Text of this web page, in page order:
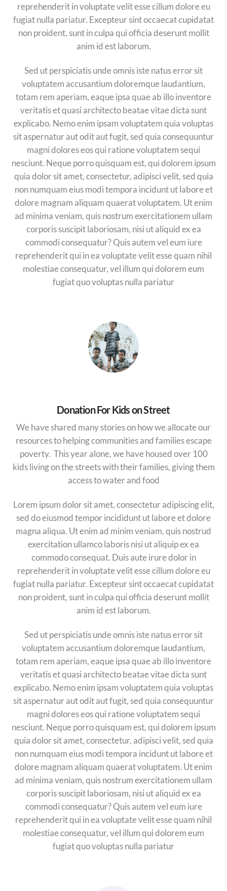
reprehenderit in voluptate velit esse cillum dolore eu
fugiat nulla pariatur. Excepteur sint occaecat cupidatat
non proident, sunt in culpa qui officia deserunt mollit
anim id est laborum.
Sed ut perspiciatis unde omnis iste natus error sit
voluptatem accusantium doloremque laudantium,
totam rem aperiam, eaque ipsa quae ab illo inventore
veritatis et quasi architecto beatae vitae dicta sunt
explicabo. Nemo enim ipsam voluptatem quia voluptas
sit aspernatur aut odit aut fugit, sed quia consequuntur
magni dolores eos qui ratione voluptatem sequi
nesciunt. Neque porro quisquam est, qui dolorem ipsum
quia dolor sit amet, consectetur, adipisci velit, sed quia
non numquam eius modi tempora incidunt ut labore et
dolore magnam aliquam quaerat voluptatem. Ut enim
ad minima veniam, quis nostrum exercitationem ullam
corporis suscipit laboriosam, nisi ut aliquid ex ea
commodi consequatur? Quis autem vel eum iure
reprehenderit qui in ea voluptate velit esse quam nihil
molestiae consequatur, vel illum qui dolorem eum
fugiat quo voluptas nulla pariatur
Donation For Kids on Street
We have shared many stories on how we allocate our
resources to helping communities and families escape
poverty. This year alone, we have housed over 100
kids living on the streets with their families, giving them
access to water and food
Lorem ipsum dolor sit amet, consectetur adipiscing elit,
sed do eiusmod tempor incididunt ut labore et dolore
magna aliqua. Ut enim ad minim veniam, quis nostrud
exercitation ullamco laboris nisi ut aliquip ex ea
commodo consequat. Duis aute irure dolor in
reprehenderit in voluptate velit esse cillum dolore eu
fugiat nulla pariatur. Excepteur sint occaecat cupidatat
non proident, sunt in culpa qui officia deserunt mollit
anim id est laborum.
Sed ut perspiciatis unde omnis iste natus error sit
voluptatem accusantium doloremque laudantium,
totam rem aperiam, eaque ipsa quae ab illo inventore
veritatis et quasi architecto beatae vitae dicta sunt
explicabo. Nemo enim ipsam voluptatem quia voluptas
sit aspernatur aut odit aut fugit, sed quia consequuntur
magni dolores eos qui ratione voluptatem sequi
nesciunt. Neque porro quisquam est, qui dolorem ipsum
quia dolor sit amet, consectetur, adipisci velit, sed quia
non numquam eius modi tempora incidunt ut labore et
dolore magnam aliquam quaerat voluptatem. Ut enim
ad minima veniam, quis nostrum exercitationem ullam
corporis suscipit laboriosam, nisi ut aliquid ex ea
commodi consequatur? Quis autem vel eum iure
reprehenderit qui in ea voluptate velit esse quam nihil
molestiae consequatur, vel illum qui dolorem eum
fugiat quo voluptas nulla pariatur